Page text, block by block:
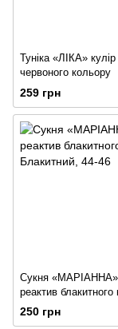
Туніка «ЛІКА»
червоного кольору
259 грн
Сукня «МАРІАННА»
реактив блакитного
250 грн